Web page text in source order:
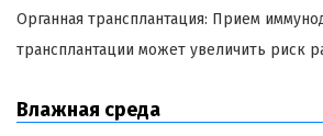
Органная трансплантация: Прием
трансплантации может увеличить риск
Влажная среда